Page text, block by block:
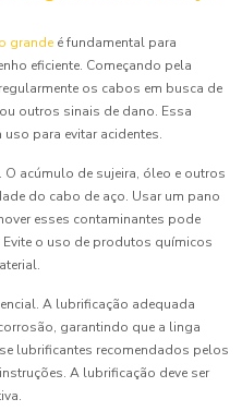
grande é fundamental para
eficiente. Começando pela
os cabos em busca de
outros sinais de dano. Essa
uso para evitar acidentes.
acúmulo de sujeira, óleo e outros
do cabo de aço. Usar um pano
esses contaminantes pode
o uso de produtos químicos
A lubrificação adequada
garantindo que a linga
lubrificantes recomendados pelos
A lubrificação deve ser